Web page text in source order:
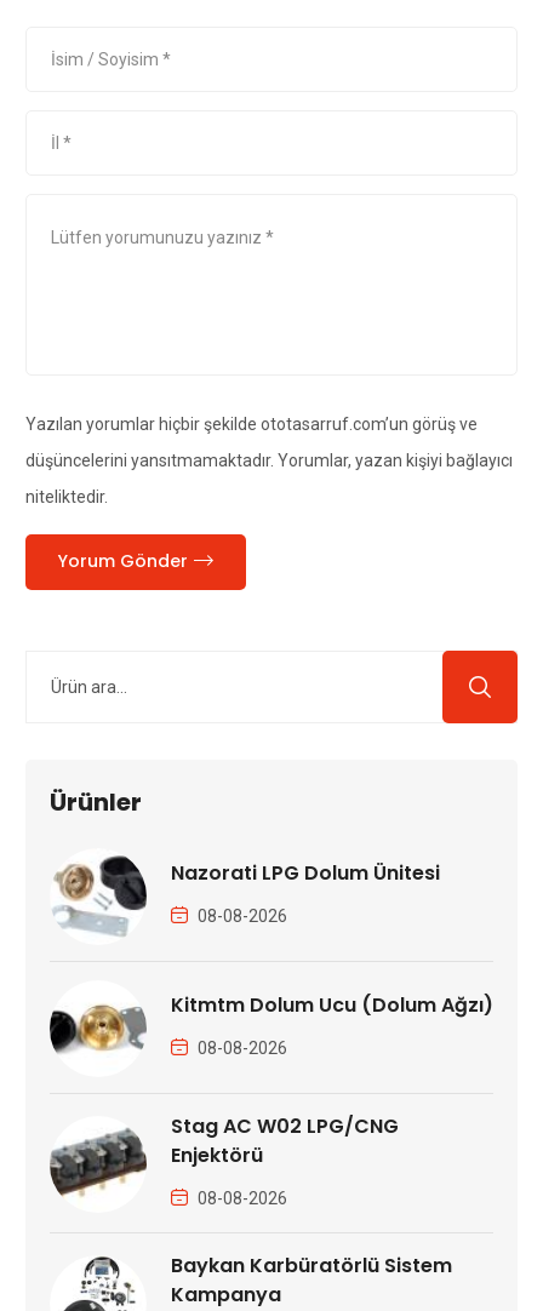
Yazılan yorumlar hiçbir şekilde ototasarruf.com’un görüş ve
düşüncelerini yansıtmamaktadır. Yorumlar, yazan kişiyi bağlayıcı
niteliktedir.
Yorum Gönder
Ürünler
Nazorati LPG Dolum Ünitesi
08-08-2026
Kitmtm Dolum Ucu (Dolum Ağzı)
08-08-2026
Stag AC W02 LPG/CNG
Enjektörü
08-08-2026
Baykan Karbüratörlü Sistem
Kampanya